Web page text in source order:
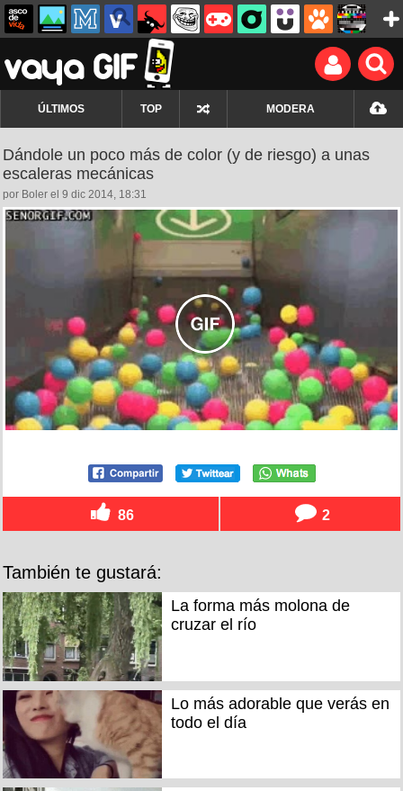
ÚLTIMOS TOP MODERA
Dándole un poco más de color (y de riesgo) a unas
escaleras mecánicas
por Boler el 9 dic 2014, 18:31
86 2
También te gustará:
La forma más molona de
cruzar el río
Lo más adorable que verás en
todo el día